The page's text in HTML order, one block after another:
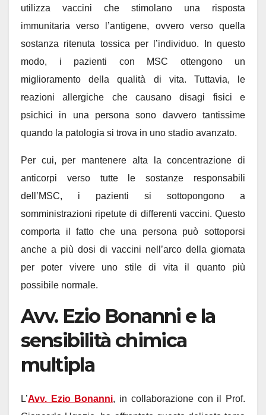
utilizza vaccini che stimolano una risposta
immunitaria verso l’antigene, ovvero verso quella
sostanza ritenuta tossica per l’individuo. In questo
modo, i pazienti con MSC ottengono un
miglioramento della qualità di vita. Tuttavia, le
reazioni allergiche che causano disagi fisici e
psichici in una persona sono davvero tantissime
quando la patologia si trova in uno stadio avanzato.
Per cui, per mantenere alta la concentrazione di
anticorpi verso tutte le sostanze responsabili
dell’MSC, i pazienti si sottopongono a
somministrazioni ripetute di differenti vaccini. Questo
comporta il fatto che una persona può sottoporsi
anche a più dosi di vaccini nell’arco della giornata
per poter vivere uno stile di vita il quanto più
possibile normale.
Avv. Ezio Bonanni e la
sensibilità chimica
multipla
L’Avv. Ezio Bonanni, in collaborazione con il Prof.